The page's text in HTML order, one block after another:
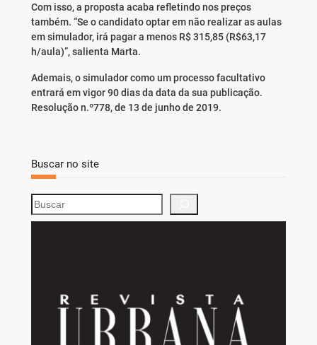
Com isso, a proposta acaba refletindo nos preços
também. “Se o candidato optar em não realizar as aulas
em simulador, irá pagar a menos R$ 315,85 (R$63,17
h/aula)”, salienta Marta.
Ademais, o simulador como um processo facultativo
entrará em vigor 90 dias da data da sua publicação.
Resolução n.º778, de 13 de junho de 2019.
Buscar no site
S
e